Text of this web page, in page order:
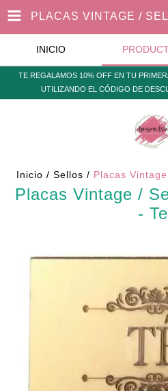
INICIO
TE REGALAMOS 10% OFF EN TU
UTILIZANDO EL CÓDIGO DE
Inicio / Sellos / Placas
Placas Vintage /
- Te